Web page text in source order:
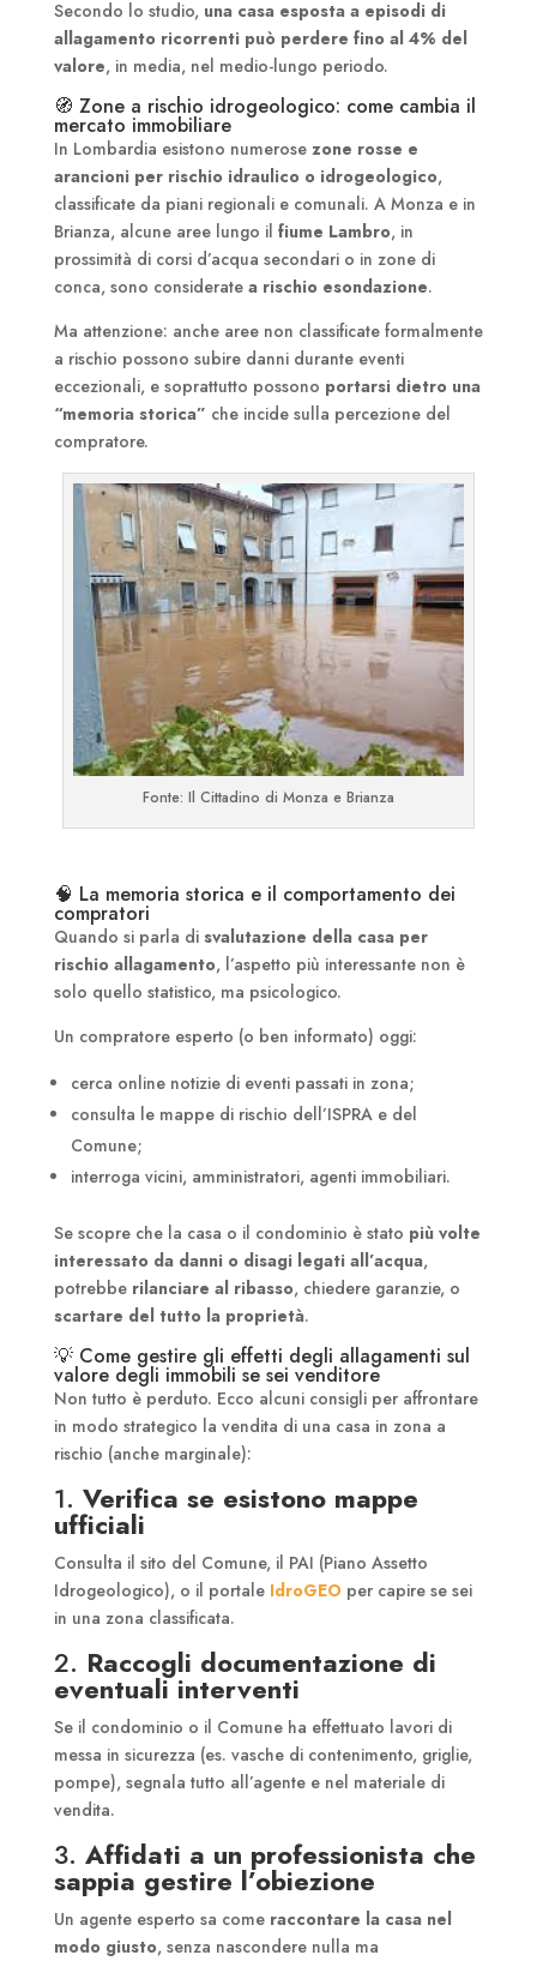
Secondo lo studio, una casa esposta a episodi di
allagamento ricorrenti può perdere fino al 4% del
valore, in media, nel medio-lungo periodo.
🧭 Zone a rischio idrogeologico: come cambia il
mercato immobiliare
In Lombardia esistono numerose zone rosse e
arancioni per rischio idraulico o idrogeologico,
classificate da piani regionali e comunali. A Monza e in
Brianza, alcune aree lungo il fiume Lambro, in
prossimità di corsi d’acqua secondari o in zone di
conca, sono considerate a rischio esondazione.
Ma attenzione: anche aree non classificate formalmente
a rischio possono subire danni durante eventi
eccezionali, e soprattutto possono portarsi dietro una
“memoria storica” che incide sulla percezione del
compratore.
Fonte: Il Cittadino di Monza e Brianza
🧠 La memoria storica e il comportamento dei
compratori
Quando si parla di svalutazione della casa per
rischio allagamento, l’aspetto più interessante non è
solo quello statistico, ma psicologico.
Un compratore esperto (o ben informato) oggi:
cerca online notizie di eventi passati in zona;
consulta le mappe di rischio dell’ISPRA e del
Comune;
interroga vicini, amministratori, agenti immobiliari.
Se scopre che la casa o il condominio è stato più volte
interessato da danni o disagi legati all’acqua,
potrebbe rilanciare al ribasso, chiedere garanzie, o
scartare del tutto la proprietà.
💡 Come gestire gli effetti degli allagamenti sul
valore degli immobili se sei venditore
Non tutto è perduto. Ecco alcuni consigli per affrontare
in modo strategico la vendita di una casa in zona a
rischio (anche marginale):
1. Verifica se esistono mappe
ufficiali
Consulta il sito del Comune, il PAI (Piano Assetto
Idrogeologico), o il portale IdroGEOper capire se sei
in una zona classificata.
2. Raccogli documentazione di
eventuali interventi
Se il condominio o il Comune ha effettuato lavori di
messa in sicurezza (es. vasche di contenimento, griglie,
pompe), segnala tutto all’agente e nel materiale di
vendita.
3. Affidati a un professionista che
sappia gestire l’obiezione
Un agente esperto sa come raccontare la casa nel
modo giusto, senza nascondere nulla ma